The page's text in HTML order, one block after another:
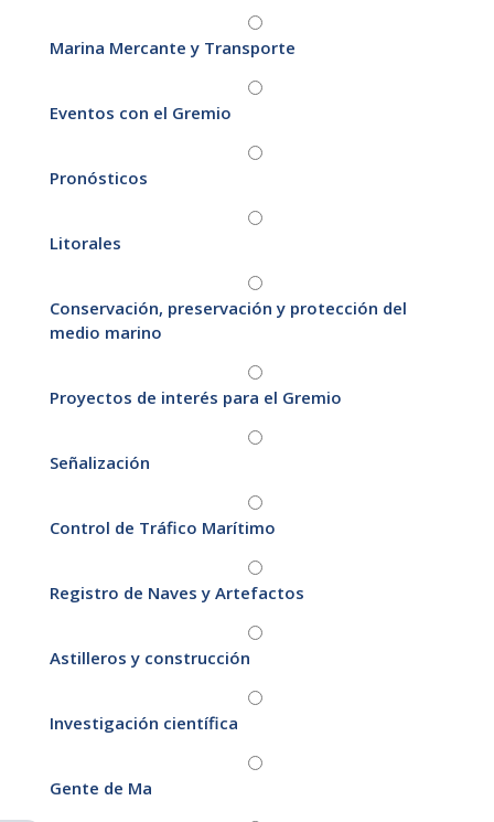
Marina Mercante y Transporte
Eventos con el Gremio
Pronósticos
Litorales
Conservación, preservación y protección del
medio marino
Proyectos de interés para el Gremio
Señalización
Control de Tráfico Marítimo
Registro de Naves y Artefactos
Astilleros y construcción
Investigación científica
Gente de Ma